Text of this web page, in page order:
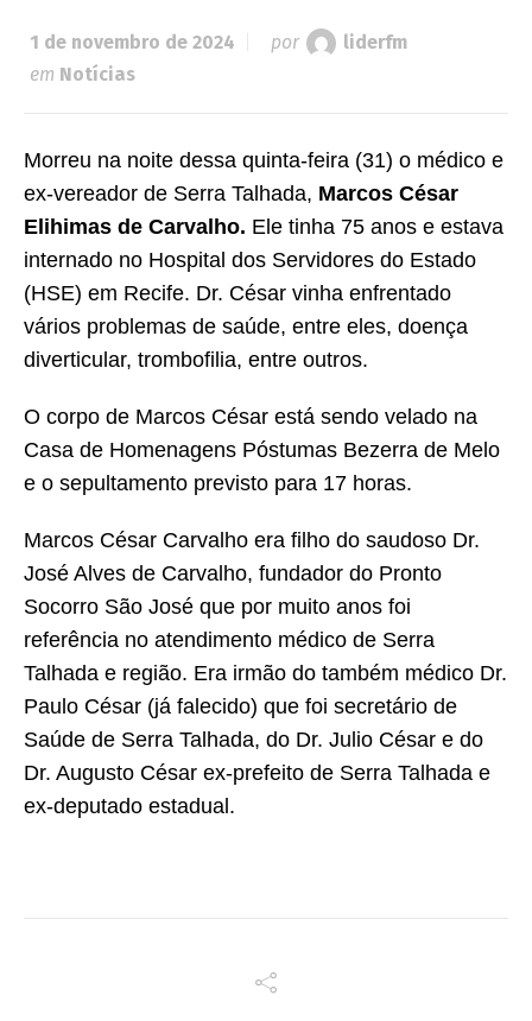
1 de novembro de 2024 por
liderfm
em Notícias
Morreu na noite dessa quinta-feira (31) o médico e
ex-vereador de Serra Talhada, Marcos César
Elihimas de Carvalho. Ele tinha 75 anos e estava
internado no Hospital dos Servidores do Estado
(HSE) em Recife. Dr. César vinha enfrentado
vários problemas de saúde, entre eles, doença
diverticular, trombofilia, entre outros.
O corpo de Marcos César está sendo velado na
Casa de Homenagens Póstumas Bezerra de Melo
e o sepultamento previsto para 17 horas.
Marcos César Carvalho era filho do saudoso Dr.
José Alves de Carvalho, fundador do Pronto
Socorro São José que por muito anos foi
referência no atendimento médico de Serra
Talhada e região. Era irmão do também médico Dr.
Paulo César (já falecido) que foi secretário de
Saúde de Serra Talhada, do Dr. Julio César e do
Dr. Augusto César ex-prefeito de Serra Talhada e
ex-deputado estadual.